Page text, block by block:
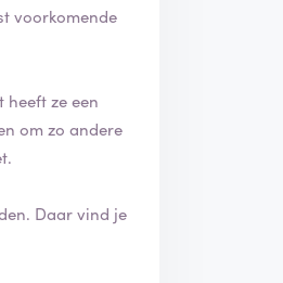
voorkomende
ze een
om zo andere
Daar vind je